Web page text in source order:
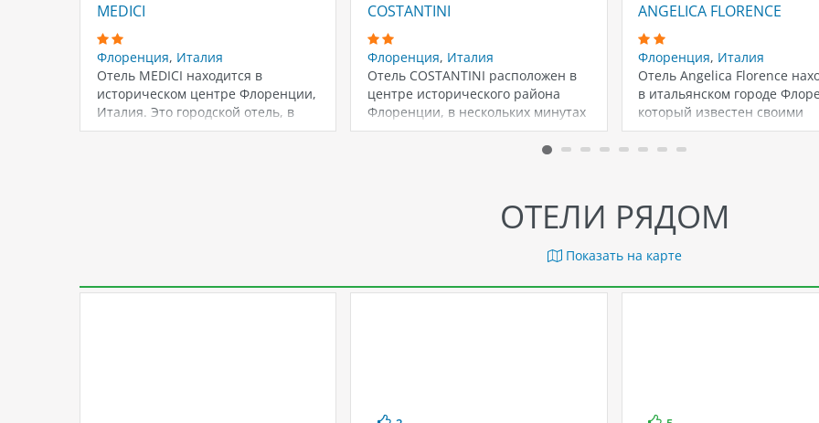
MEDICI
Флоренция, Италия
Отель MEDICI находится в
историческом центре Флоренции,
Италия. Это городской отель, в
котором есть ресторан,…
COSTANTINI
Флоренция, Италия
Отель COSTANTINI расположен в
центре исторического района
Флоренции, в нескольких минутах
ходьбы от главных
достопримечательностей…
ANGELICA FLORENCE
Флоренция, Италия
Отель Angelica Florence
в итальянском городе
который известен своими
культурными и
ОТЕЛИ РЯДОМ
Показать на карте